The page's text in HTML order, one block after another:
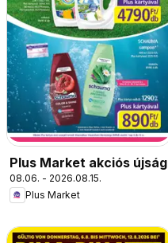
Plus Market akciós újság
08.06. - 2026.08.15.
Plus Market